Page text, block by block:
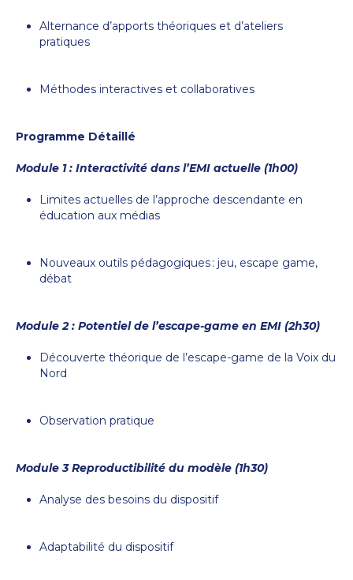
Alternance d’apports théoriques et d’ateliers
pratiques
Méthodes interactives et collaboratives
Programme Détaillé
Module 1 : Interactivité dans l’EMI actuelle (1h00)
Limites actuelles de l’approche descendante en
éducation aux médias
Nouveaux outils pédagogiques : jeu, escape game,
débat
Module 2 : Potentiel de l’escape-game en EMI (2h30)
Découverte théorique de l’escape-game de la Voix du
Nord
Observation pratique
Module 3 Reproductibilité du modèle (1h30)
Analyse des besoins du dispositif
Adaptabilité du dispositif